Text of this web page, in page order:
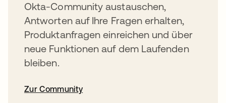
Okta-Community austauschen,
Antworten auf Ihre Fragen erhalten,
Produktanfragen einreichen und über
neue Funktionen auf dem Laufenden
bleiben.
Zur Community